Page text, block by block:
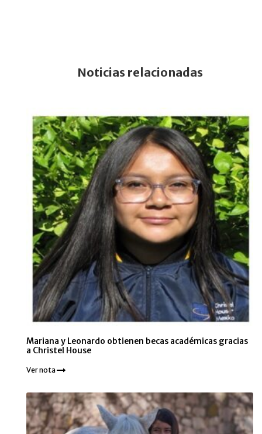
Noticias relacionadas
Mariana y Leonardo obtienen becas académicas gracias
a Christel House
Ver nota